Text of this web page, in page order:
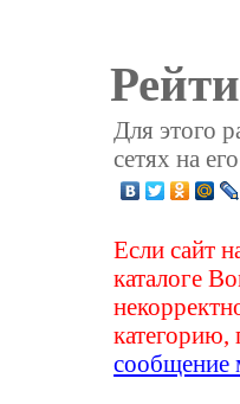
Для этого
сетях на
Если сайт
каталоге
категорию,
сообщение